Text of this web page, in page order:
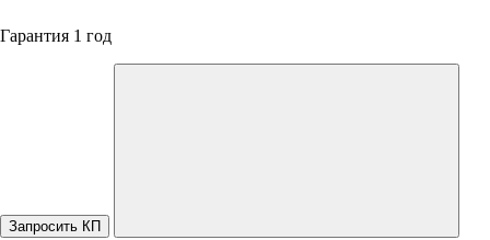
Гарантия 1 год
Запросить КП